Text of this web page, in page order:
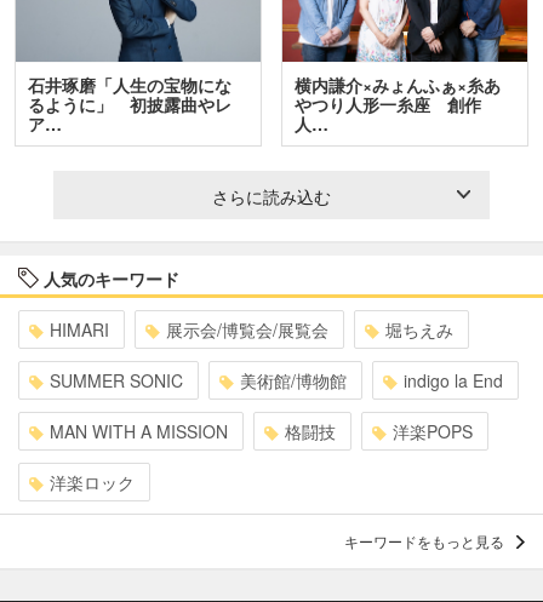
石井琢磨「人生の宝物にな
るように」 初披露曲やレ
ア…
横内謙介×みょんふぁ×糸あ
やつり人形一糸座 創作
人…
さらに読み込む
人気のキーワード
HIMARI 展示会/博覧会/展覧会 堀ちえみ
SUMMER SONIC 美術館/博物館 indigo la End
MAN WITH A MISSION 格闘技 洋楽POPS
洋楽ロック
キーワードをもっと見る